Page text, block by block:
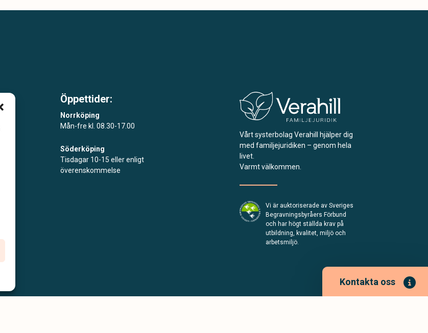
Kontakta oss
Öppettider:
Norrköping
Mån-fre kl. 08.30-17.00
Söderköping
Tisdagar 10-15 eller enligt
överenskommelse
Vårt systerbolag Verahill hjälper dig
med familjejuridiken – genom hela
livet.
Varmt välkommen.
Vi är auktoriserade av Sveriges
Begravningsbyråers Förbund
och har högt ställda krav på
utbildning, kvalitet, miljö och
arbetsmiljö.